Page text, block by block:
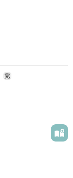
？
…？
完